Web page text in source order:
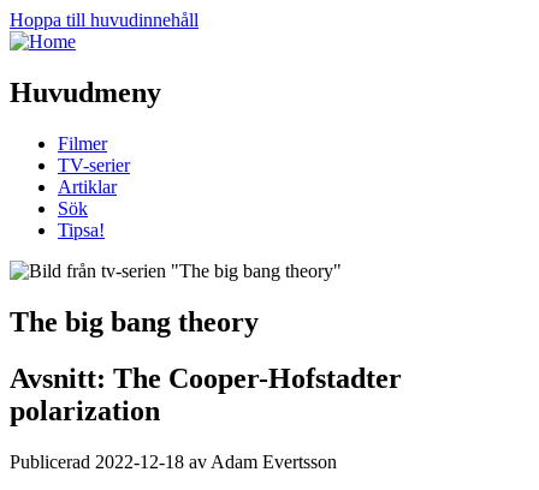
Hoppa till huvudinnehåll
Huvudmeny
Filmer
TV-serier
Artiklar
Sök
Tipsa!
The big bang theory
Avsnitt: The Cooper-Hofstadter
polarization
Publicerad 2022-12-18 av Adam Evertsson